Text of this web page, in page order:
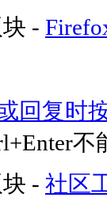
-
回复时
- 社区